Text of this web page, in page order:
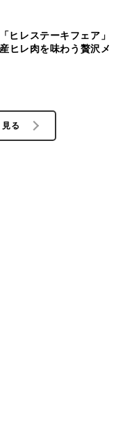
ヒレステーキフェア」
ヒレ肉を味わう贅沢メ
る